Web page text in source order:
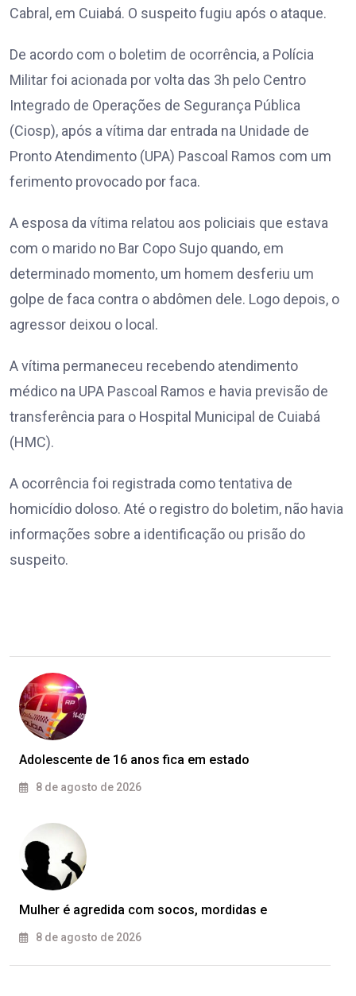
Cabral, em Cuiabá. O suspeito fugiu após o ataque.
De acordo com o boletim de ocorrência, a Polícia
Militar foi acionada por volta das 3h pelo Centro
Integrado de Operações de Segurança Pública
(Ciosp), após a vítima dar entrada na Unidade de
Pronto Atendimento (UPA) Pascoal Ramos com um
ferimento provocado por faca.
A esposa da vítima relatou aos policiais que estava
com o marido no Bar Copo Sujo quando, em
determinado momento, um homem desferiu um
golpe de faca contra o abdômen dele. Logo depois, o
agressor deixou o local.
A vítima permaneceu recebendo atendimento
médico na UPA Pascoal Ramos e havia previsão de
transferência para o Hospital Municipal de Cuiabá
(HMC).
A ocorrência foi registrada como tentativa de
homicídio doloso. Até o registro do boletim, não havia
informações sobre a identificação ou prisão do
suspeito.
Adolescente de 16 anos fica em estado
8 de agosto de 2026
Mulher é agredida com socos, mordidas e
8 de agosto de 2026